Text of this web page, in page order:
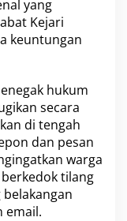
yang
Kejari
keuntungan
hukum
secara
di tengah
dan pesan
warga
tilang
email.